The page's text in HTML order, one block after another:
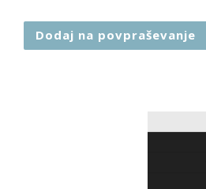
Dodaj na povpraševanje